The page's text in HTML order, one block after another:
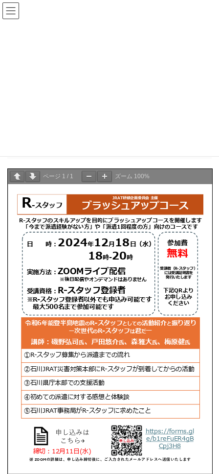
コ
ン
ナ
ビ
ページ 1 / 1 ズーム 100%